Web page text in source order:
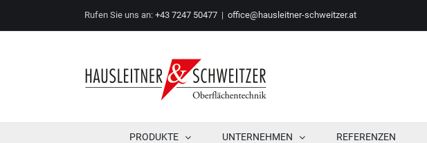
Rufen Sie uns an: +43 7247 50477 | office@hausleitner-schweitzer.at
PRODUKTE UNTERNEHMEN REFERENZEN